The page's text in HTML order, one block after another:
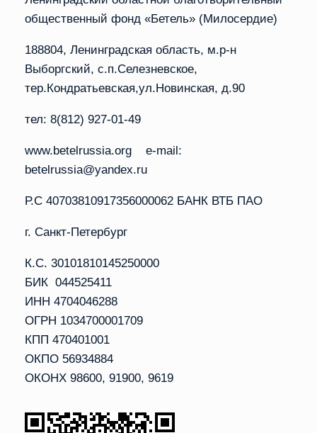
общественный фонд «Бетель» (Милосердие)
188804, Ленинградская область, м.р-н
Выборгский, с.п.Селезневское,
тер.Кондратьевская,ул.Новинская, д.90
тел: 8(812) 927-01-49
www.betelrussia.org e-mail:
betelrussia@yandex.ru
Р.С 40703810917356000062 БАНК ВТБ ПАО
г. Санкт-Петербург
К.С. 30101810145250000
БИК 044525411
ИНН 4704046288
ОГРН 1034700001709
КПП 470401001
ОКПО 56934884
ОКОНХ 98600, 91900, 9619